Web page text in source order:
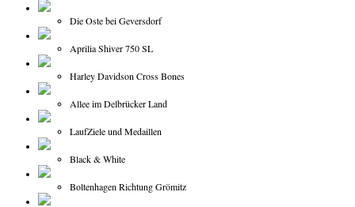
Die Oste bei Geversdorf
Aprilia Shiver 750 SL
Harley Davidson Cross Bones
Allee im Delbrücker Land
LaufZiele und Medaillen
Black & White
Boltenhagen Richtung Grömitz